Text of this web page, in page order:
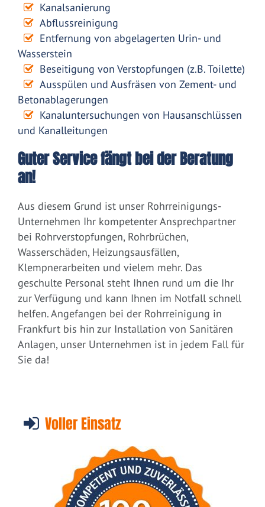
Kanalsanierung
Abflussreinigung
Entfernung von abgelagerten Urin- und
Wasserstein
Beseitigung von Verstopfungen (z.B. Toilette)
Ausspülen und Ausfräsen von Zement- und
Betonablagerungen
Kanaluntersuchungen von Hausanschlüssen
und Kanalleitungen
Guter Service fängt bei der Beratung
an!
Aus diesem Grund ist unser Rohrreinigungs-
Unternehmen Ihr kompetenter Ansprechpartner
bei Rohrverstopfungen, Rohrbrüchen,
Wasserschäden, Heizungsausfällen,
Klempnerarbeiten und vielem mehr. Das
geschulte Personal steht Ihnen rund um die Ihr
zur Verfügung und kann Ihnen im Notfall schnell
helfen. Angefangen bei der Rohrreinigung in
Frankfurt bis hin zur Installation von Sanitären
Anlagen, unser Unternehmen ist in jedem Fall für
Sie da!
Voller Einsatz